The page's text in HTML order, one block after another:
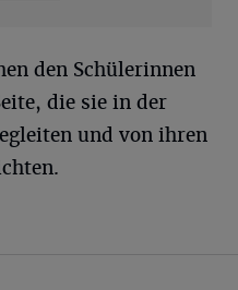
den Schülerinnen
die sie in der
und von ihren